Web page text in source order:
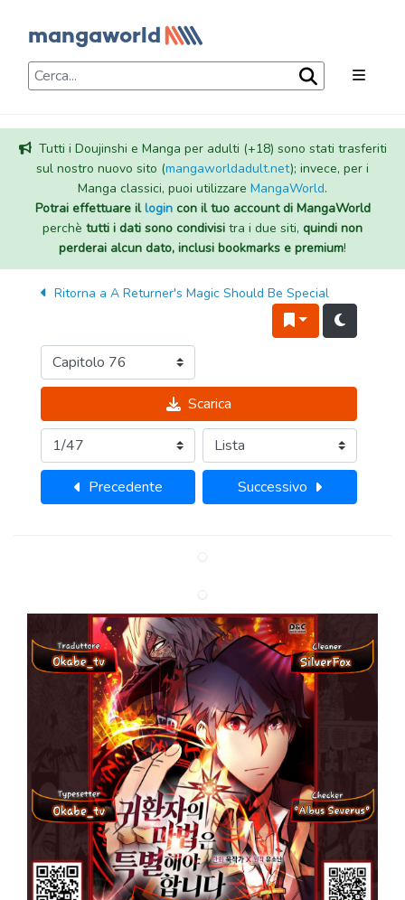
Tutti i Doujinshi e Manga per adulti (+18) sono stati trasferiti
sul nostro nuovo sito (mangaworldadult.net); invece, per i
Manga classici, puoi utilizzare MangaWorld.
Potrai effettuare illogincon il tuo account di MangaWorld
perchè tutti i dati sono condivisi tra i due siti, quindi non
perderai alcun dato, inclusi bookmarks e premium!
Ritorna a A Returner's Magic Should Be Special
Scarica
Precedente Successivo